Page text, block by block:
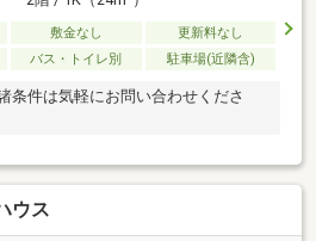
敷金なし
更新料なし
バス・トイレ別 駐車場(近隣含)
条件は気軽にお問い合わせくださ
ウス